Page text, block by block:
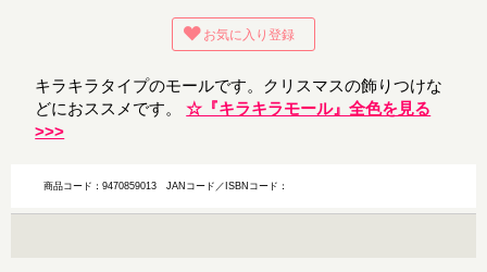
お気に入り登録
キラキラタイプのモールです。クリスマスの飾りつけな
どにおススメです。☆『キラキラモール』全色を見る
>>>
商品コード：9470859013JANコード／ISBNコード：